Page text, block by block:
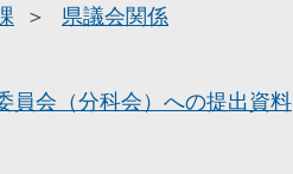
県議会関係
員会（分科会）への提出資料